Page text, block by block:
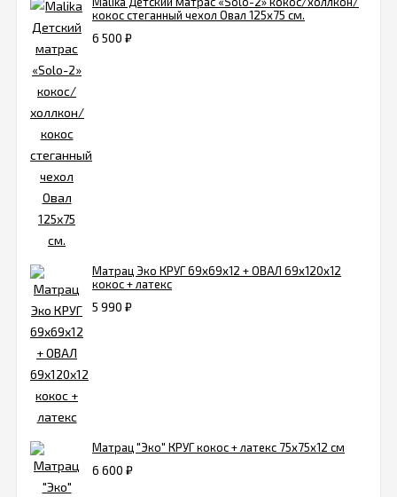
кокос стеганный чехол Овал 125х75 см.
6 500 ₽
Матрац Эко КРУГ 69х69х12 + ОВАЛ 69х120х12
кокос + латекс
5 990 ₽
Матрац "Эко" КРУГ кокос + латекс 75х75х12 см
6 600 ₽